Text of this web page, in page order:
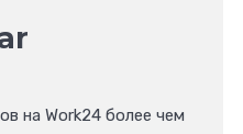
на Work24 более чем